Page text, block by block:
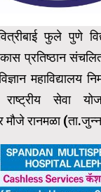
फुले पुणे
प्रतिष्ठान
महाविद्यालय
राष्ट्रीय सेवा
मौजे रानमळा